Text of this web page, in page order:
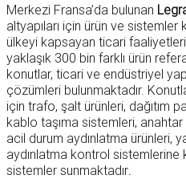
Merkezi Fransa’da bulunan
altyapıları için ürün ve sistemler
ülkeyi kapsayan ticari
yaklaşık 300 bin farklı ürün
konutlar, ticari ve endüstriyel
çözümleri bulunmaktadır.
için trafo, şalt ürünleri, dağıtım
kablo taşıma sistemleri,
acil durum aydınlatma ürünleri,
aydınlatma kontrol
sistemler sunmaktadır